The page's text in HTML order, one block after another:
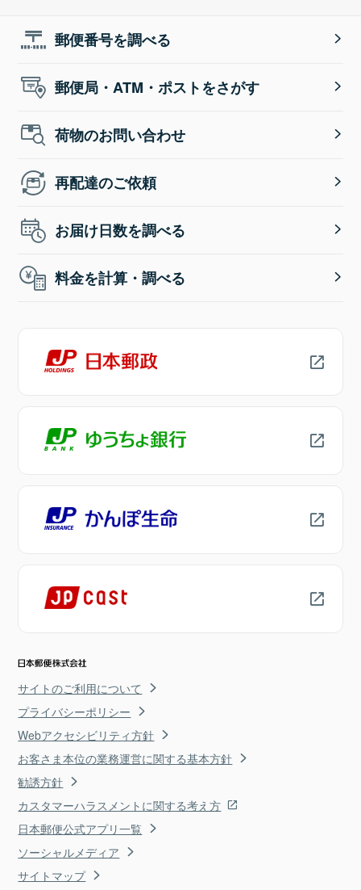
郵便番号を調べる
郵便局・ATM・ポストをさがす
荷物のお問い合わせ
再配達のご依頼
お届け日数を調べる
料金を計算・調べる
サイトのご利用について
プライバシーポリシー
Webアクセシビリティ方針
お客さま本位の業務運営に関する基本方針
勧誘方針
カスタマーハラスメントに関する考え方
日本郵便公式アプリ一覧
ソーシャルメディア
サイトマップ